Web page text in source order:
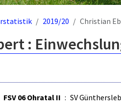
2019/20 Christian
:
FSV 06 Ohratal II : SV